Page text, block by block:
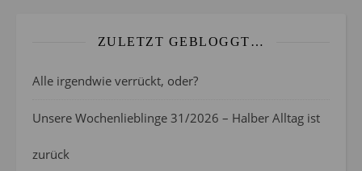
ZULETZT GEBLOGGT…
Alle irgendwie verrückt, oder?
Unsere Wochenlieblinge 31/2026 – Halber Alltag ist
zurück